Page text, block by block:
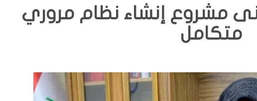
مشروع إنشاء نظام مروري
متكامل